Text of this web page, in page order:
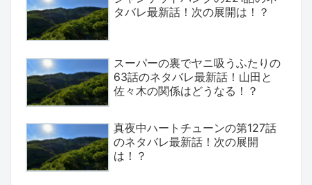
タバレ最新話！次の展開は！？
スーパーの裏でヤニ吸うふたりの
63話のネタバレ最新話！山田と
佐々木の関係はどうなる！？
真夜中ハートチューンの第127話
のネタバレ最新話！次の展開
は！？